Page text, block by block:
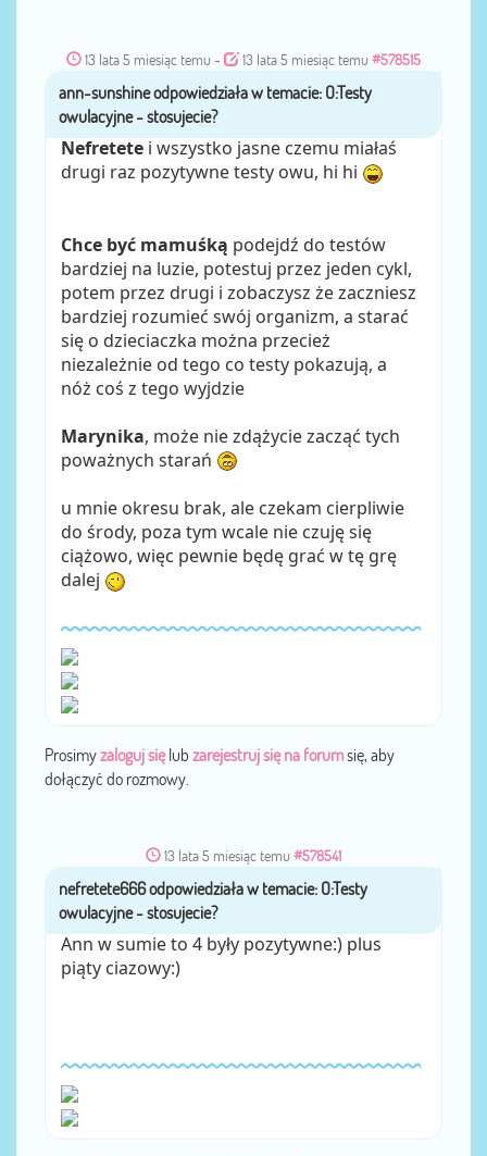
13 lata 5 miesiąc temu - 13 lata 5 miesiąc temu #578515
przezann-sunshine
Nefretete i wszystko jasne czemu miałaś
drugi raz pozytywne testy owu, hi hi
Chce być mamuśką podejdź do testów
bardziej na luzie, potestuj przez jeden cykl,
potem przez drugi i zobaczysz że zaczniesz
bardziej rozumieć swój organizm, a starać
się o dzieciaczka można przecież
niezależnie od tego co testy pokazują, a
nóż coś z tego wyjdzie
Marynika, może nie zdążycie zacząć tych
poważnych starań
u mnie okresu brak, ale czekam cierpliwie
do środy, poza tym wcale nie czuję się
ciążowo, więc pewnie będę grać w tę grę
dalej
Prosimyzaloguj sięlub zarejestruj się na forumsię, aby
dołączyć do rozmowy.
13 lata 5 miesiąc temu #578541
przeznefretete666
Ann w sumie to 4 były pozytywne:) plus
piąty ciazowy:)